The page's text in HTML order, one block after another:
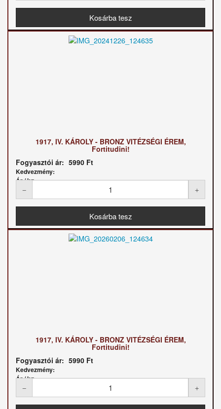
1917, IV. KÁROLY - BRONZ VITÉZSÉGI ÉREM,
Fortitudini!
Fogyasztói ár: 5990 Ft
Kedvezmény:
Ár / kg:
1917, IV. KÁROLY - BRONZ VITÉZSÉGI ÉREM,
Fortitudini!
Fogyasztói ár: 5990 Ft
Kedvezmény:
Ár / kg: